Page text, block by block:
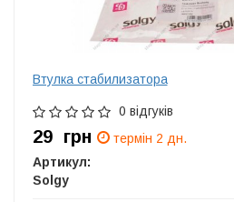
Втулка стабилизатора
0 відгуків
29 грн
термін 2 дн.
Артикул:
Solgy